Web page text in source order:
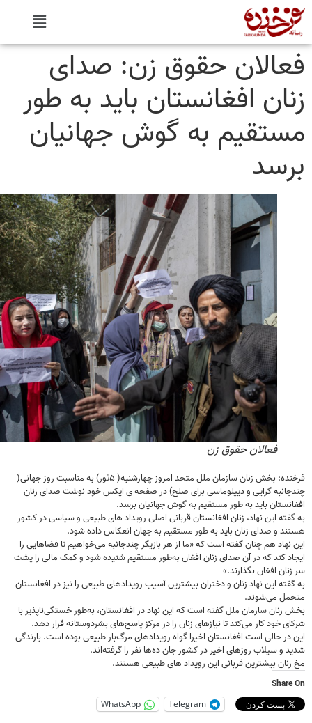
حقوق زن: صدای
افغانستان باید به طور
به گوش جهانیان
فعالان حقوق زن
فرخنده: بخش زنان سازمان ملل متحد امروز چهارشنبه( ۵ثور) به مناسبت روز جهانی(
گرایی و دیپلوماسی برای صلح) در صفحه ی ایکس خود نوشت صدای زنان
باید به طور مستقیم به گوش جهانیان برسد.
این نهاد، زنان افغانستان قربانی اصلی رویداد های طبیعی و سیاسی در کشور
و صدای زنان باید به طور مستقیم به جهان انعکاس داده شود.
هم چنان گفته است که «ما از هر بازیگر چندجانبه می‌خواهیم تا فضاهایی را
کند که در آن صدای زنان افغان به‌طور مستقیم شنیده شود و کمک مالی را پشت
افغان بگذارند.»
این نهاد زنان و دختران بیشترین آسیب رویدادهای طبیعی را نیز در افغانستان
می‌شوند.
سازمان ملل گفته است که این نهاد در افغانستان، به‌طور خستگی‌ناپذیر با
خود کار می‌کند تا نیازهای زنان را در مرکز پاسخ‌های بشردوستانه قرار دهد.
حالی است افغانستان اخیرا گواه رویدادهای مرگ‌بار طبیعی بوده‌ است. بارندگی
و سیلاب روزهای اخیر در کشور جان ده‌ها نفر را گرفته‌اند.
بیشترین قربانی این رویداد های طبیعی هستند.
Telegram
WhatsApp